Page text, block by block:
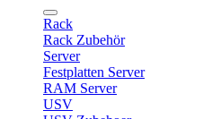
Rack
Rack Zubehör
Server
Festplatten Server
RAM Server
USV